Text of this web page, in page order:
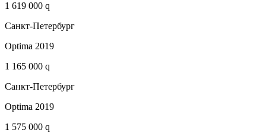
1 619 000 q
Санкт-Петербург
Optima 2019
1 165 000 q
Санкт-Петербург
Optima 2019
1 575 000 q